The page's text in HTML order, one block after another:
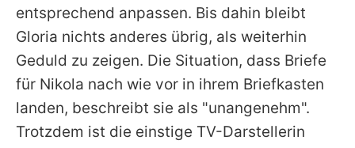
entsprechend anpassen. Bis dahin bleibt
Gloria nichts anderes übrig, als weiterhin
Geduld zu zeigen. Die Situation, dass Briefe
für Nikola nach wie vor in ihrem Briefkasten
landen, beschreibt sie als "unangenehm".
Trotzdem ist die einstige TV-Darstellerin